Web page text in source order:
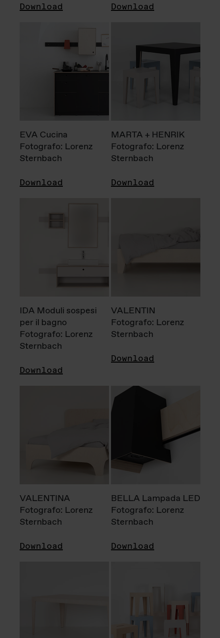
Download Download
EVA Cucina
Fotografo: Lorenz
Sternbach
Download
MARTA + HENRIK
Fotografo: Lorenz
Sternbach
Download
IDA Moduli sospesi
per il bagno
Fotografo: Lorenz
Sternbach
Download
VALENTIN
Fotografo: Lorenz
Sternbach
Download
VALENTINA
Fotografo: Lorenz
Sternbach
Download
BELLA Lampada LED
Fotografo: Lorenz
Sternbach
Download